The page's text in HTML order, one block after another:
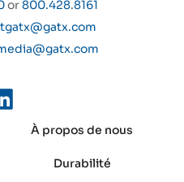
or800.428.8161
À propos de nous
Durabilité